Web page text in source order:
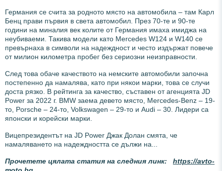
Германия се счита за родното място на автомобила – там Карл
Бенц прави първия в света автомобил. През 70-те и 90-те
години на миналия век колите от Германия имаха имиджа на
неубиваеми. Такива модели като Mercedes W124 и W140 се
превърнаха в символи на надеждност и често издържат повече
от милион километра пробег без сериозни неизправности.
След това обаче качеството на немските автомобили започна
постепенно да намалява, като при някои марки, това се случи
доста рязко. В рейтинга за качество, съставен от агенцията JD
Power за 2022 г. BMW заема девето място, Mercedes-Benz – 19-
то, Porsche – 24-то, Volkswagen – 29-то и Audi – 30. Лидери са
японски и корейски марки.
Вицепрезидентът на JD Power Джак Долан смята, че
намаляването на надеждността се дължи на...
Прочетете цялата статия на следния линк: https://avto-